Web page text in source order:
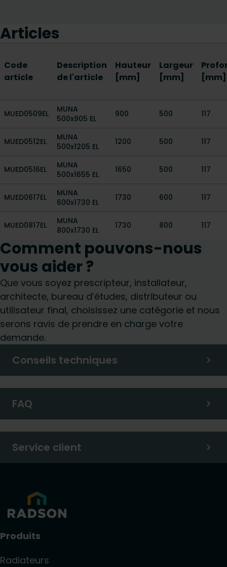
Articles
Code
article
Description
de l'article
Hauteur
[mm]
Largeur
[mm]
[mm]
MUED0509EL
MUNA
500x905 EL
900 500 117
MUED0512EL
MUNA
500x1205 EL
1200 500 117
MUED0516EL
MUNA
500x1655 EL
1650 500 117
MUED0617EL
MUNA
600x1730 EL
1730 600 117
MUED0817EL
MUNA
800x1730 EL
1730 800 117
Comment pouvons-nous
vous aider ?
Que vous soyez prescripteur, installateur,
architecte, bureau d’études, distributeur ou
utilisateur final, choisissez une catégorie et nous
serons ravis de prendre en charge votre
demande.
Conseils techniques
FAQ
Service client
Produits
Radiateurs